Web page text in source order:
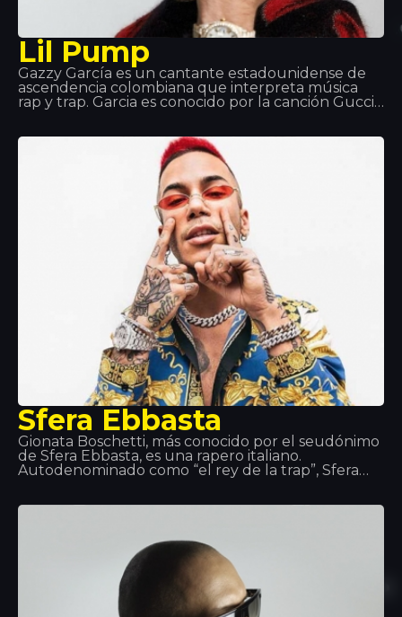
Lil Pump
Gazzy García es un cantante estadounidense de
ascendencia colombiana que interpreta música
rap y trap. Garcia es conocido por la canción Gucci
Hot 100.
Sfera Ebbasta
Gionata Boschetti, más conocido por el seudónimo
de Sfera Ebbasta, es una rapero italiano.
Autodenominado como “el rey de la trap”, Sfera
productor discográfico Charlie Charles, que
replicó con los lanzamientos de Sfera Ebbasta
(2016) y Rockstar (2018).